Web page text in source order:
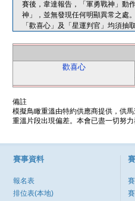
賽後，韋達報告，「軍勇戰神」動
神」，並無發現任何明顯異常之處。
「歡喜心」及「星運判官」均須抽
歡喜心
備註
模擬鳥瞰重溫由特約供應商提供，供
重溫片段出現偏差。本會已盡一切努
賽事資料
報名表
排位表(本地)